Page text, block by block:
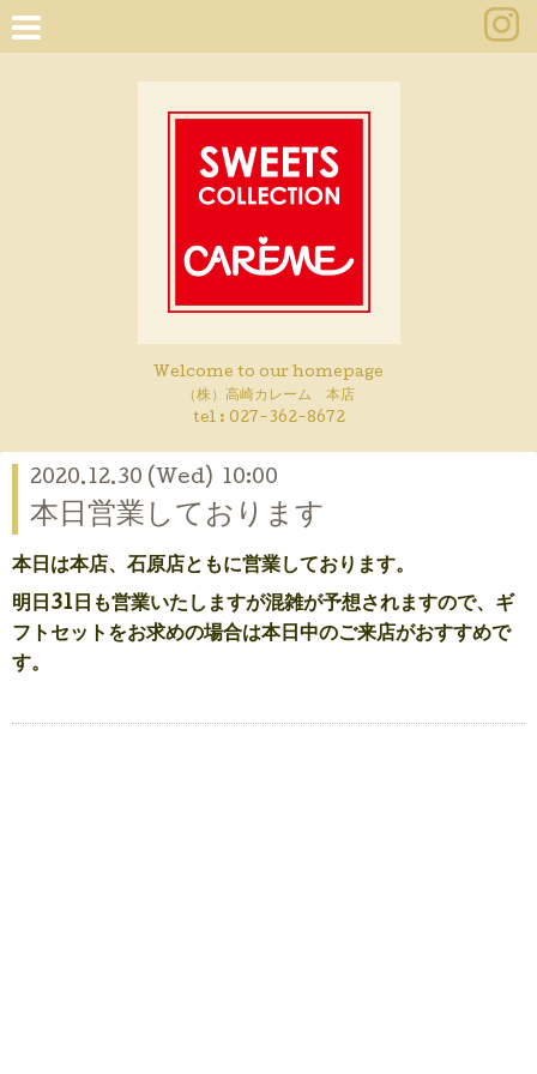
Welcome to our homepage
（株）高崎カレーム 本店
tel : 027-362-8672
2020.12.30 (Wed) 10:00
本日営業しております
本日は本店、石原店ともに営業しております。
明日31日も営業いたしますが混雑が予想されますので、ギ
フトセットをお求めの場合は本日中のご来店がおすすめで
す。